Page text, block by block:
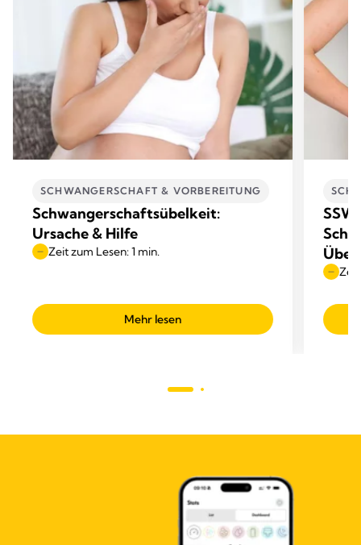
SCHWANGERSCHAFT & VORBEREITUNG
Schwangerschaftsübelkeit:
Ursache & Hilfe
Zeit zum Lesen: 1 min.
Mehr lesen
SSW
Zeit